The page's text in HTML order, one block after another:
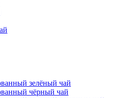
зелёный чай
чёрный чай